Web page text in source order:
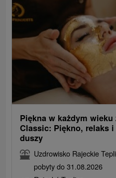
Piękna w każdym
Classic: Piękno, relaks
duszy
Uzdrowisko Rajeckie
pobyty do 31.08.2026